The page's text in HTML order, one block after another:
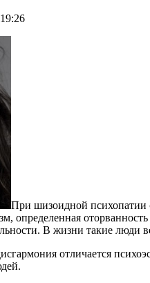
При шизоидной психопатии
определенная
В жизни такие люди
отличается